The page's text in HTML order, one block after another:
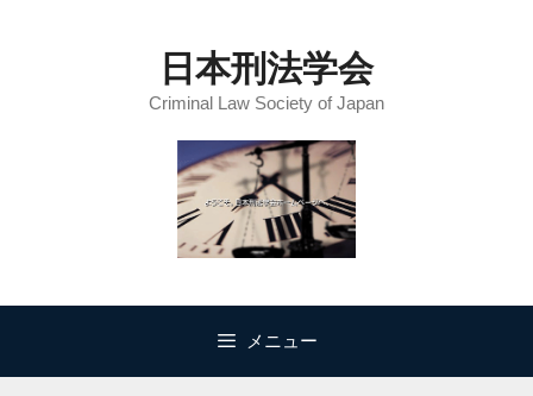
日本刑法学会
Criminal Law Society of Japan
メニュー